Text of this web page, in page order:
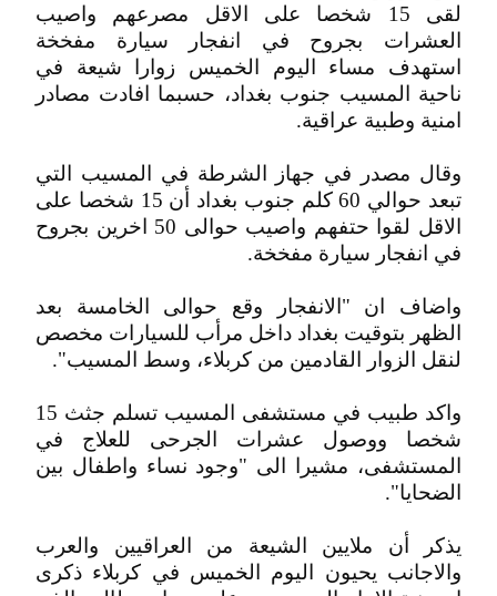
لقى 15 شخصا على الاقل مصرعهم واصيب
العشرات بجروح في انفجار سيارة مفخخة
استهدف مساء اليوم الخميس زوارا شيعة في
ناحية المسيب جنوب بغداد، حسبما افادت مصادر
امنية وطبية عراقية.
وقال مصدر في جهاز الشرطة في المسيب التي
تبعد حوالي 60 كلم جنوب بغداد أن 15 شخصا على
الاقل لقوا حتفهم واصيب حوالى 50 اخرين بجروح
في انفجار سيارة مفخخة.
واضاف ان "الانفجار وقع حوالى الخامسة بعد
الظهر بتوقيت بغداد داخل مرأب للسيارات مخصص
لنقل الزوار القادمين من كربلاء، وسط المسيب".
واكد طبيب في مستشفى المسيب تسلم جثث 15
شخصا ووصول عشرات الجرحى للعلاج في
المستشفى، مشيرا الى "وجود نساء واطفال بين
الضحايا".
يذكر أن ملايين الشيعة من العراقيين والعرب
والاجانب يحيون اليوم الخميس في كربلاء ذكرى